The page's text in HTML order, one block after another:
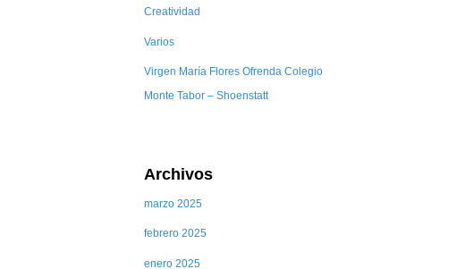
Creatividad
Varios
Virgen María Flores Ofrenda Colegio
Monte Tabor – Shoenstatt
Archivos
marzo 2025
febrero 2025
enero 2025